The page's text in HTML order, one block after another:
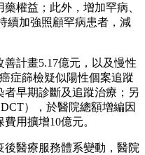
權益；此外，增加罕病、
續加強照顧罕病患者，減
計畫5.17億元，以及慢性
症篩檢疑似陽性個案追蹤
早期診斷及追蹤治療；另
），於醫院總額增編因
用擴增10億元。
醫療服務體系變動，醫院